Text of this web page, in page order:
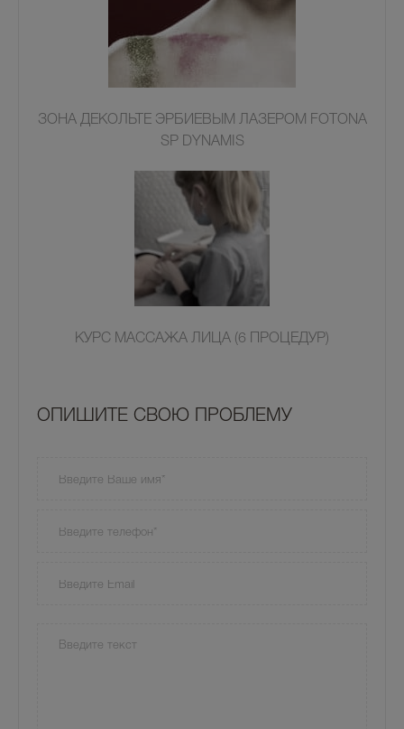
ЗОНА ДЕКОЛЬТЕ ЭРБИЕВЫМ ЛАЗЕРОМ FOTONA
SP DYNAMIS
КУРС МАССАЖА ЛИЦА (6 ПРОЦЕДУР)
OПИШИТЕ СВОЮ ПРОБЛЕМУ